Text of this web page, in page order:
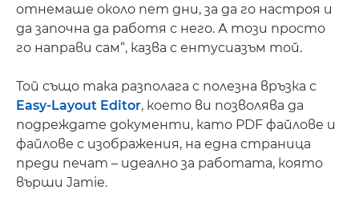
отнемаше около пет дни, за да го настроя и
да започна да работя с него. А този просто
го направи сам“, казва с ентусиазъм той.
Той също така разполага с полезна връзка с
Easy-Layout Editor, което ви позволява да
подреждате документи, като PDF файлове и
файлове с изображения, на една страница
преди печат – идеално за работата, която
върши Jamie.